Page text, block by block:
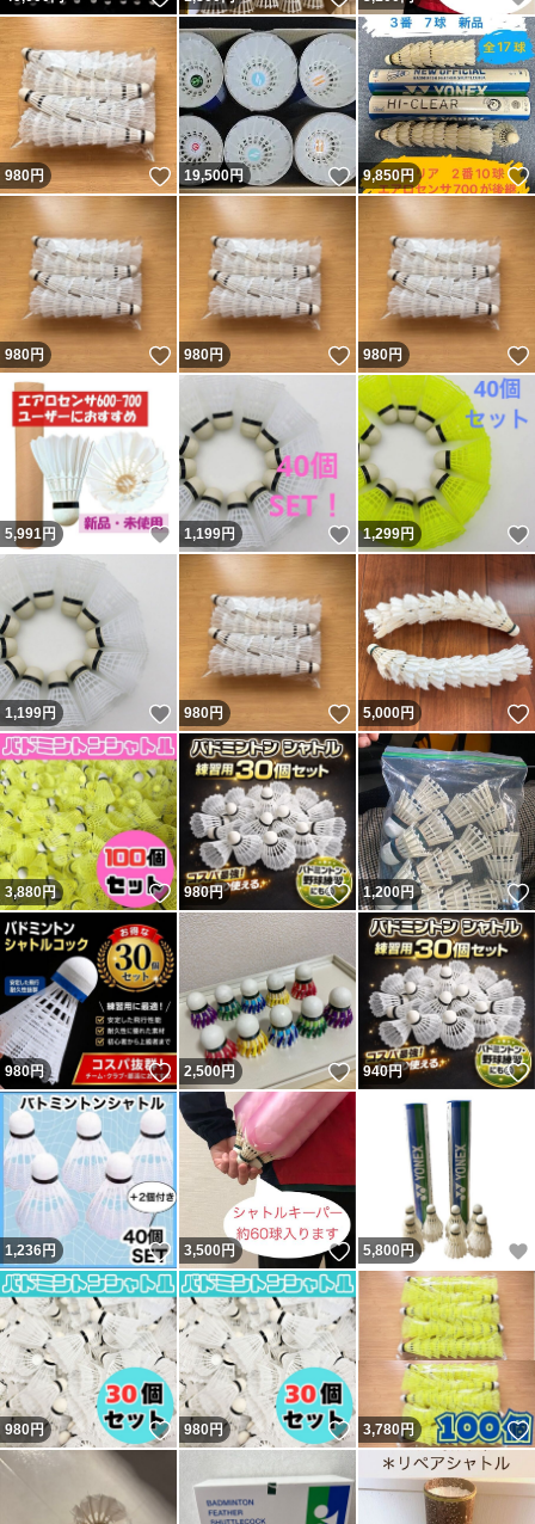
980円 いいね！
19,500円 いいね！
9,850円
980円 いいね！
980円 いいね！
980円
5,991円 いいね！
1,199円 いいね！
1,299円
1,199円 いいね！
980円 いいね！
5,000円
3,880円 いいね！
980円 いいね！
1,200円
980円 いいね！
2,500円 いいね！
940円
1,236円 いいね！
3,500円 いいね！
5,800 円
980円 いいね！
980円 いいね！
3,780円